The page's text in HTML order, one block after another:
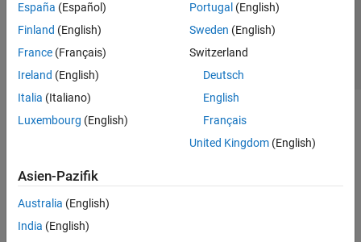
España (Español)
Finland (English)
France (Français)
Ireland (English)
Italia (Italiano)
Luxembourg (English)
Portugal (English)
Sweden (English)
Switzerland
Deutsch
English
Français
United Kingdom(English)
Asien-Pazifik
Australia (English)
India (English)
Website auswählen
Deutschland